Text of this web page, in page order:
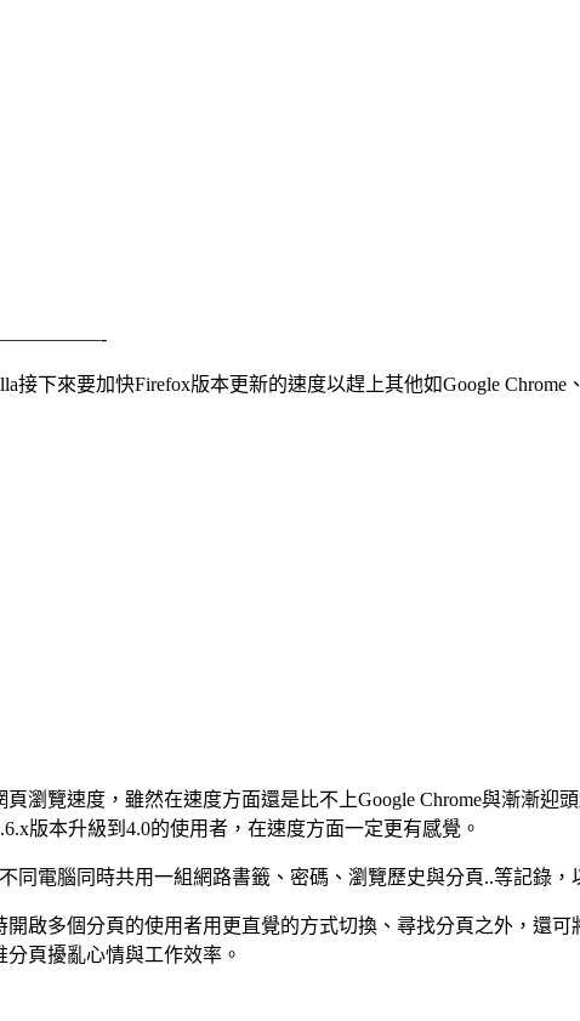
下來要加快Firefox版本更新的速度以趕上其他如Google Chrome
瀏覽速度，雖然在速度方面還是比不上Google Chrome與漸漸迎
版本升級到4.0的使用者，在速度方面一定更有感覺。
同電腦同時共用一組網路書籤、密碼、瀏覽歷史與分頁..等記錄
啟多個分頁的使用者用更直覺的方式切換、尋找分頁之外，還
頁擾亂心情與工作效率。